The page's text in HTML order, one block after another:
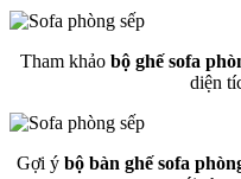
Tham khảobộ ghế sofa
diện
Gợi ý bộ bàn ghế sofa